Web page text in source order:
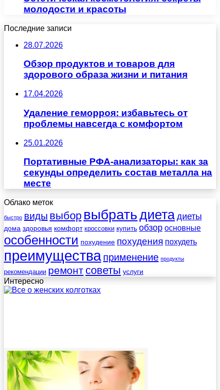
молодости и красоты
Последние записи
28.07.2026
Обзор продуктов и товаров для
здорового образа жизни и питания
17.04.2026
Удаление геморроя: избавьтесь от
проблемы навсегда с комфортом
25.01.2026
Портативные РФА-анализаторы: как за
секунды определить состав металла на
месте
Облако меток
быстро виды выбор выбратьдиета диеты
дома здоровья комфорт кроссовки купить обзор основные
особенности похудение похудения похудеть
преимущества применение продукты
рекомендации ремонт советы услуги
Интересно